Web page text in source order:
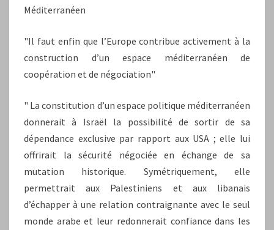
Méditerranéen
"Il faut enfin que l’Europe contribue activement à la
construction d’un espace méditerranéen de
coopération et de négociation"
" La constitution d’un espace politique méditerranéen
donnerait à Israël la possibilité de sortir de sa
dépendance exclusive par rapport aux USA ; elle lui
offrirait la sécurité négociée en échange de sa
mutation historique. Symétriquement, elle
permettrait aux Palestiniens et aux libanais
d’échapper à une relation contraignante avec le seul
monde arabe et leur redonnerait confiance dans les